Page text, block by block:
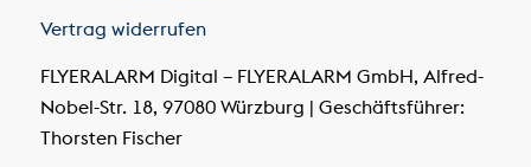
Vertrag widerrufen
FLYERALARM Digital – FLYERALARM GmbH, Alfred-
Nobel-Str. 18, 97080 Würzburg | Geschäftsführer:
Thorsten Fischer